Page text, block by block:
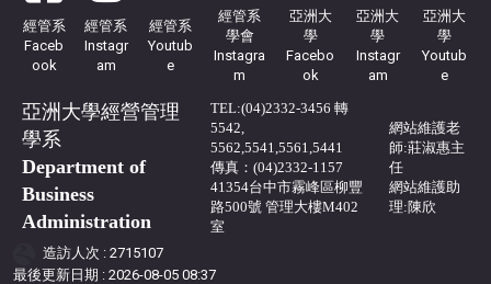
經管系
Faceb
ook
經管系
Instagr
am
經管系
Youtub
e
經管系
學會
Instagra
m
亞洲大
學
Facebo
ok
亞洲大
學
Instagr
am
亞洲大
學
Youtub
e
亞洲大學經營管理
學系
Department of
Business
Administration
TEL:(04)2332-3456 轉
5542,
5562,5541,5561,5441
傳真：(04)2332-1157
41354台中市霧峰區柳豐
路500號 管理大樓M402
室
網站維護老
師:莊淑惠主
任
網站維護助
理:陳欣
造訪人次 : 2715107
最後更新日期 :2026-08-05 08:37